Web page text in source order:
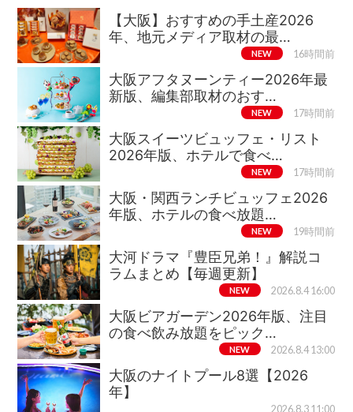
【大阪】おすすめの手土産2026
年、地元メディア取材の最…
NEW 16時間前
大阪アフタヌーンティー2026年最
新版、編集部取材のおす…
NEW 17時間前
大阪スイーツビュッフェ・リスト
2026年版、ホテルで食べ…
NEW 17時間前
大阪・関西ランチビュッフェ2026
年版、ホテルの食べ放題…
NEW 19時間前
大河ドラマ『豊臣兄弟！』解説コ
ラムまとめ【毎週更新】
NEW 2026.8.4 16:00
大阪ビアガーデン2026年版、注目
の食べ飲み放題をピック…
NEW 2026.8.4 13:00
大阪のナイトプール8選【2026
年】
2026.8.3 11:00